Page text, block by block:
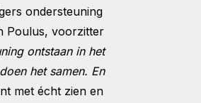
ondersteuning
Poulus, voorzitter
ontstaan in het
het samen. En
met écht zien en